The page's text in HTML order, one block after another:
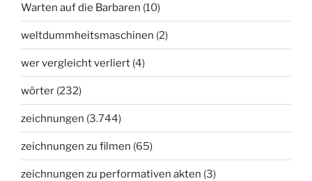
Warten auf die Barbaren (10)
weltdummheitsmaschinen (2)
wer vergleicht verliert (4)
wörter (232)
zeichnungen (3.744)
zeichnungen zu filmen (65)
zeichnungen zu performativen akten (3)